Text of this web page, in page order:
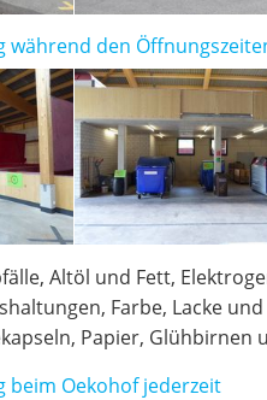
während den
Altöl und Fett,
Farbe, Lacke
Papier, Glühbirnen
beim Oekohof jederzeit